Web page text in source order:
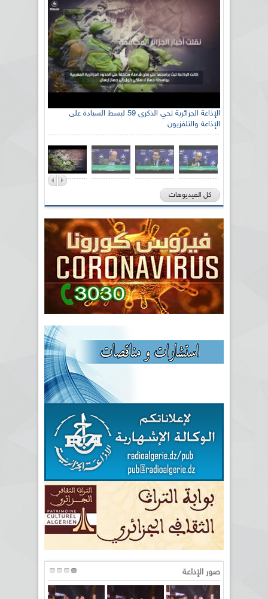
الإذاعة الجزائرية تحي الذكرى 59 لبسط السيادة على
الإذاعة والتلفزيون
كل الفيديوهات
صور الإذاعة